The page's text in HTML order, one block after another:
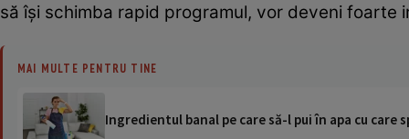
să își schimba rapid programul, vor deveni foarte
MAI MULTE PENTRU TINE
Ingredientul banal pe care să-l pui în apa cu care